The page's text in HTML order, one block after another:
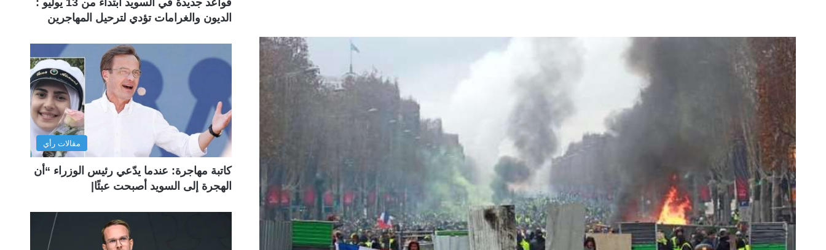
قواعد جديدة في السويد ابتداءً من 13 يوليو :
الديون والغرامات تؤدي لترحيل المهاجرين
مقالات رأي
كاتبة مهاجرة: عندما يدّعي رئيس الوزراء “أن
الهجرة إلى السويد أصبحت عبئًا|